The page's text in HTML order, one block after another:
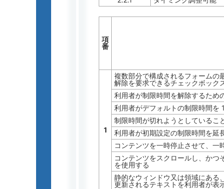
項
番
1
複数部分で構成されるフォームの
解除を要求できるチェックボック
利用者が制限時間を解除するため
利用者がデフォルトの制限時間を
制限時間が切れようとしているこ
利用者が初期設定の制限時間を延
コンテンツを一時停止させて、一
コンテンツをスクロールし、かつ
を使用する
静的なウィンドウ又は領域にある
更新されるテキストを利用者が表